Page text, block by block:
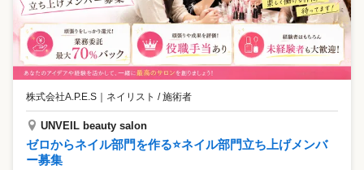
株式会社A.P.E.S ネイリスト / 施術者
UNVEIL beauty salon
ゼロからネイル部門を作る⭐️ネイル部門立ち上げメンバ
ー募集